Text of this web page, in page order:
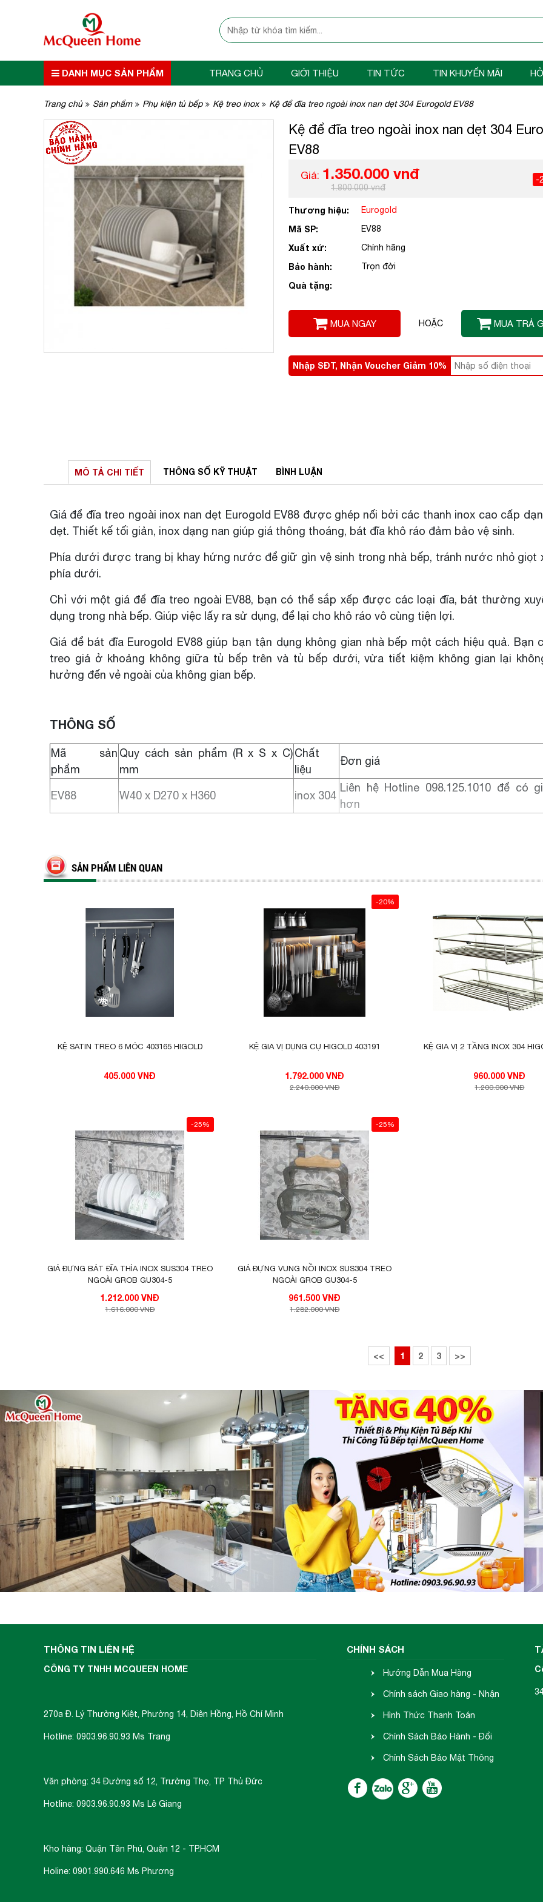
DANH MỤC SẢN PHẨM TRANG CHỦ GIỚI THIỆU TIN TỨC TIN KHUYẾN MÃI
Trang chủ Sản phẩm Phụ kiện tủ bếp Kệ treo inox Kệ để đĩa treo ngoài inox nan dẹt 304 Eurogold EV88
Kệ để đĩa treo ngoài inox nan dẹt 304
EV88
Giá: 1.350.000 vnđ
1.800.000 vnđ
-
Thương hiệu: Eurogold
Mã SP: EV88
Xuất xứ: Chính hãng
Bảo hành: Trọn đời
Quà tặng:
MUA NGAY HOẶC MUA TRẢ
Nhập SĐT, Nhận Voucher Giảm 10%
MÔ TẢ CHI TIẾT THÔNG SỐ KỸ THUẬT BÌNH LUẬN
Giá để đĩa treo ngoài inox nan dẹt Eurogold EV88 được ghép nối bởi các thanh inox cao cấp
dẹt. Thiết kế tối giản, inox dạng nan giúp giá thông thoáng, bát đĩa khô ráo đảm bảo vệ sinh.
Phía dưới được trang bị khay hứng nước để giữ gìn vệ sinh trong nhà bếp, tránh nước nhỏ giọt
phía dưới.
Chỉ với một giá để đĩa treo ngoài EV88, bạn có thể sắp xếp được các loại đĩa, bát thường
dụng trong nhà bếp. Giúp việc lấy ra sử dụng, để lại cho khô ráo vô cùng tiện lợi.
Giá để bát đĩa Eurogold EV88 giúp bạn tận dụng không gian nhà bếp một cách hiệu quả. Bạn
treo giá ở khoảng không giữa tủ bếp trên và tủ bếp dưới, vừa tiết kiệm không gian lại
hưởng đến vẻ ngoài của không gian bếp.
THÔNG SỐ
Mã sản
phẩm
Quy cách sản phẩm (R x S x C)
mm
Chất
liệu
Đơn giá
EV88 W40 x D270 x H360 inox 304
Liên hệ Hotline 098.125.1010 để có
hơn
SẢN PHẨM LIÊN QUAN
KỆ SATIN TREO 6 MÓC 403165 HIGOLD
405.000 VNĐ
-20%
KỆ GIA VỊ DỤNG CỤ HIGOLD 403191
1.792.000 VNĐ
2.240.000 VNĐ
KỆ GIA VỊ 2 TẦNG INOX 304
960.000 VNĐ
1.200.000 VNĐ
-25%
GIÁ ĐỰNG BÁT ĐĨA THÌA INOX SUS304 TREO
NGOÀI GROB GU304-5
1.212.000 VNĐ
1.616.000 VNĐ
-25%
GIÁ ĐỰNG VUNG NỒI INOX SUS304 TREO
NGOÀI GROB GU304-5
961.500 VNĐ
1.282.000 VNĐ
<< 1 2 3 >>
THÔNG TIN LIÊN HỆ
CÔNG TY TNHH MCQUEEN HOME
270a Đ. Lý Thường Kiệt, Phường 14, Diên Hồng, Hồ Chí Minh
Hotline: 0903.96.90.93 Ms Trang
Văn phòng: 34 Đường số 12, Trường Thọ, TP Thủ Đức
Hotline: 0903.96.90.93 Ms Lê Giang
Kho hàng: Quận Tân Phú, Quận 12 - TP.HCM
Holine: 0901.990.646 Ms Phương
CHÍNH SÁCH
Hướng Dẫn Mua Hàng
Chính sách Giao hàng - Nhận
hàng
Hình Thức Thanh Toán
Chính Sách Bảo Hành - Đổi
Trả
Chính Sách Bảo Mật Thông
Tin